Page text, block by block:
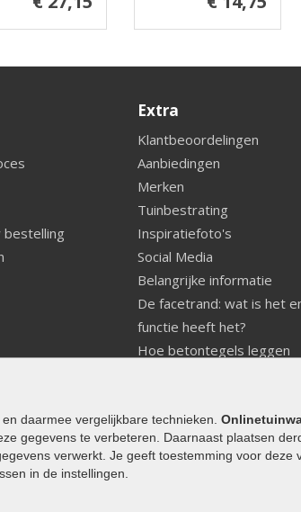
daarmee vergelijkbare technieken.
gegevens te verbeteren. Daarnaast plaatsen
verwerkt. Je geeft toestemming voor
in de instellingen.
bestelling
Extra
Klantbeoordelingen
Aanbiedingen
Merken
Tuinbestrating
Inspiratiefoto's
Social Media
Belangrijke informatie
De facetrand: wat is het
functie heeft het?
Hoe betontegels leggen
Welke tuinstijl past bij mij
Strakke tuin inrichten
Legverbanden gebakken